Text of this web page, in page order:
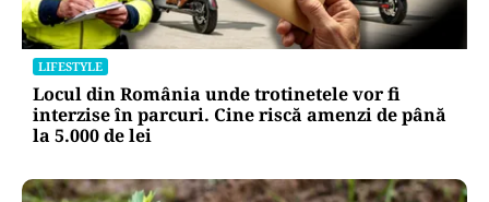
LIFESTYLE
Locul din România unde trotinetele vor fi
interzise în parcuri. Cine riscă amenzi de până
la 5.000 de lei